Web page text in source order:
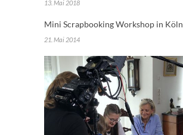
13. Mai 2018
Mini Scrapbooking Workshop in Köln
21. Mai 2014